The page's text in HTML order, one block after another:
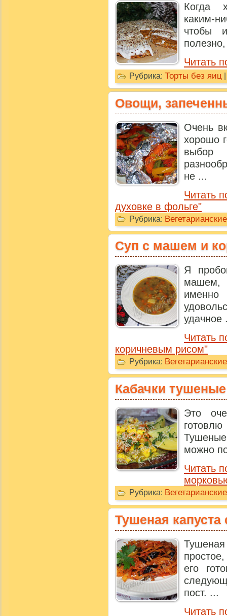
Когда
каким-
чтобы
Читать
Рубрика: Торты без яиц
Овощи,
Очень
хорошо
не ...
Читать
духовке в фольге"
Рубрика:
Суп с машем и
Я
машем,
удачное
Читать
коричневым рисом"
Рубрика:
Кабачки
Это
можно
Читать
Рубрика:
Тушеная
его
пост. ...
Читать